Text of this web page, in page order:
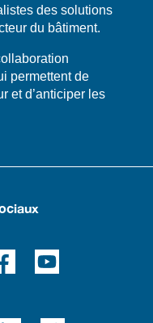
des solutions
du bâtiment.
permettent de
et d’anticiper les